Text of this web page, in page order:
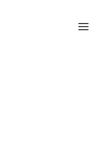
sopot
ślubna w plenerze |